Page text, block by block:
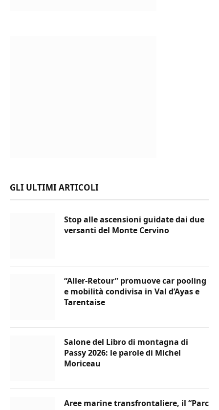
GLI ULTIMI ARTICOLI
Stop alle ascensioni guidate dai due
versanti del Monte Cervino
“Aller-Retour” promuove car pooling
e mobilità condivisa in Val d’Ayas e
Tarentaise
Salone del Libro di montagna di
Passy 2026: le parole di Michel
Moriceau
Aree marine transfrontaliere, il “Parc